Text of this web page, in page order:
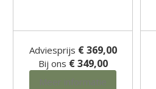
Adviesprijs € 369,00
Bij ons € 349,00
Meer informatie